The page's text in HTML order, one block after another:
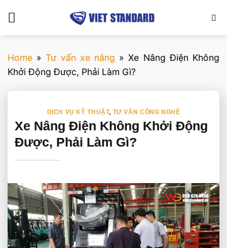
qua
nội
Home »Tư vấn xe nâng »Xe Nâng Điện Không
Khởi Động Được, Phải Làm Gì?
DỊCH VỤ KỸ THUẬT, TƯ VẤN CÔNG NGHỆ
Xe Nâng Điện Không Khởi Động
Được, Phải Làm Gì?